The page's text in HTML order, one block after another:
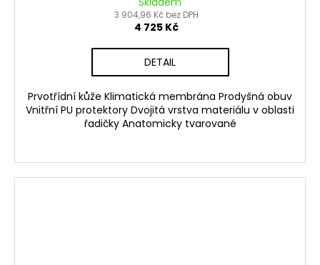
3 904,96 Kč bez DPH
4 725 Kč
DETAIL
Prvotřídní kůže Klimatická membrána Prodyšná obuv
Vnitřní PU protektory Dvojitá vrstva materiálu v oblasti
řadičky Anatomicky tvarované